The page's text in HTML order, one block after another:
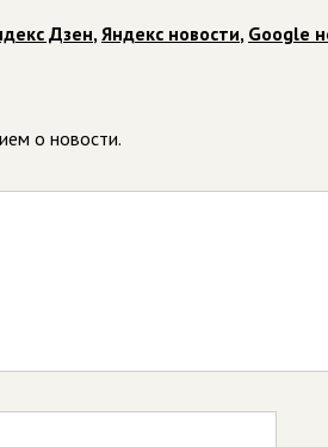
Дзен,Яндекс новости, Google
о новости.